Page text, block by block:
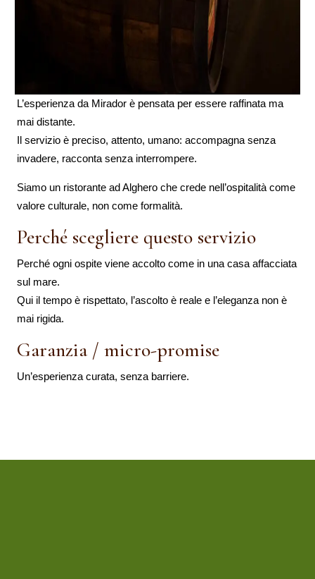
L’esperienza da Mirador è pensata per essere raffinata ma
mai distante.
Il servizio è preciso, attento, umano: accompagna senza
invadere, racconta senza interrompere.
Siamo un ristorante ad Alghero che crede nell’ospitalità come
valore culturale, non come formalità.
Perché scegliere questo servizio
Perché ogni ospite viene accolto come in una casa affacciata
sul mare.
Qui il tempo è rispettato, l’ascolto è reale e l’eleganza non è
mai rigida.
Garanzia / micro-promise
Un’esperienza curata, senza barriere.